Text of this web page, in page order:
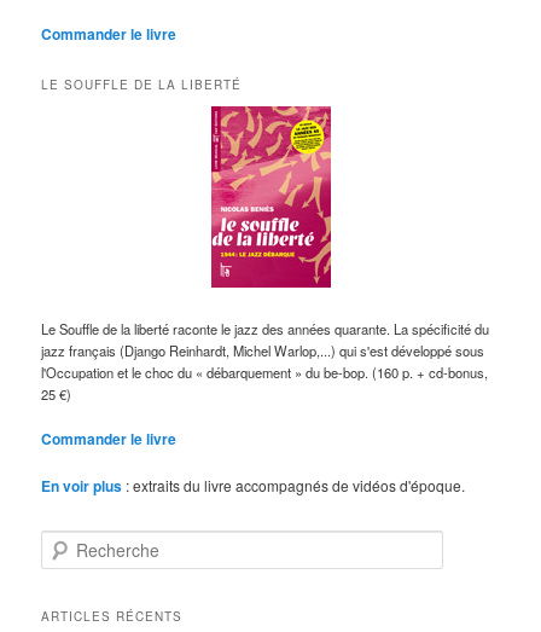
Commander le livre
LE SOUFFLE DE LA LIBERTÉ
Le Souffle de la liberté raconte le jazz des années quarante. La spécificité du
jazz français (Django Reinhardt, Michel Warlop,...) qui s'est développé sous
l'Occupation et le choc du « débarquement » du be-bop. (160 p. + cd-bonus,
25 €)
Commander le livre
En voir plus : extraits du livre accompagnés de vidéos d'époque.
e
h
ARTICLES RÉCENTS